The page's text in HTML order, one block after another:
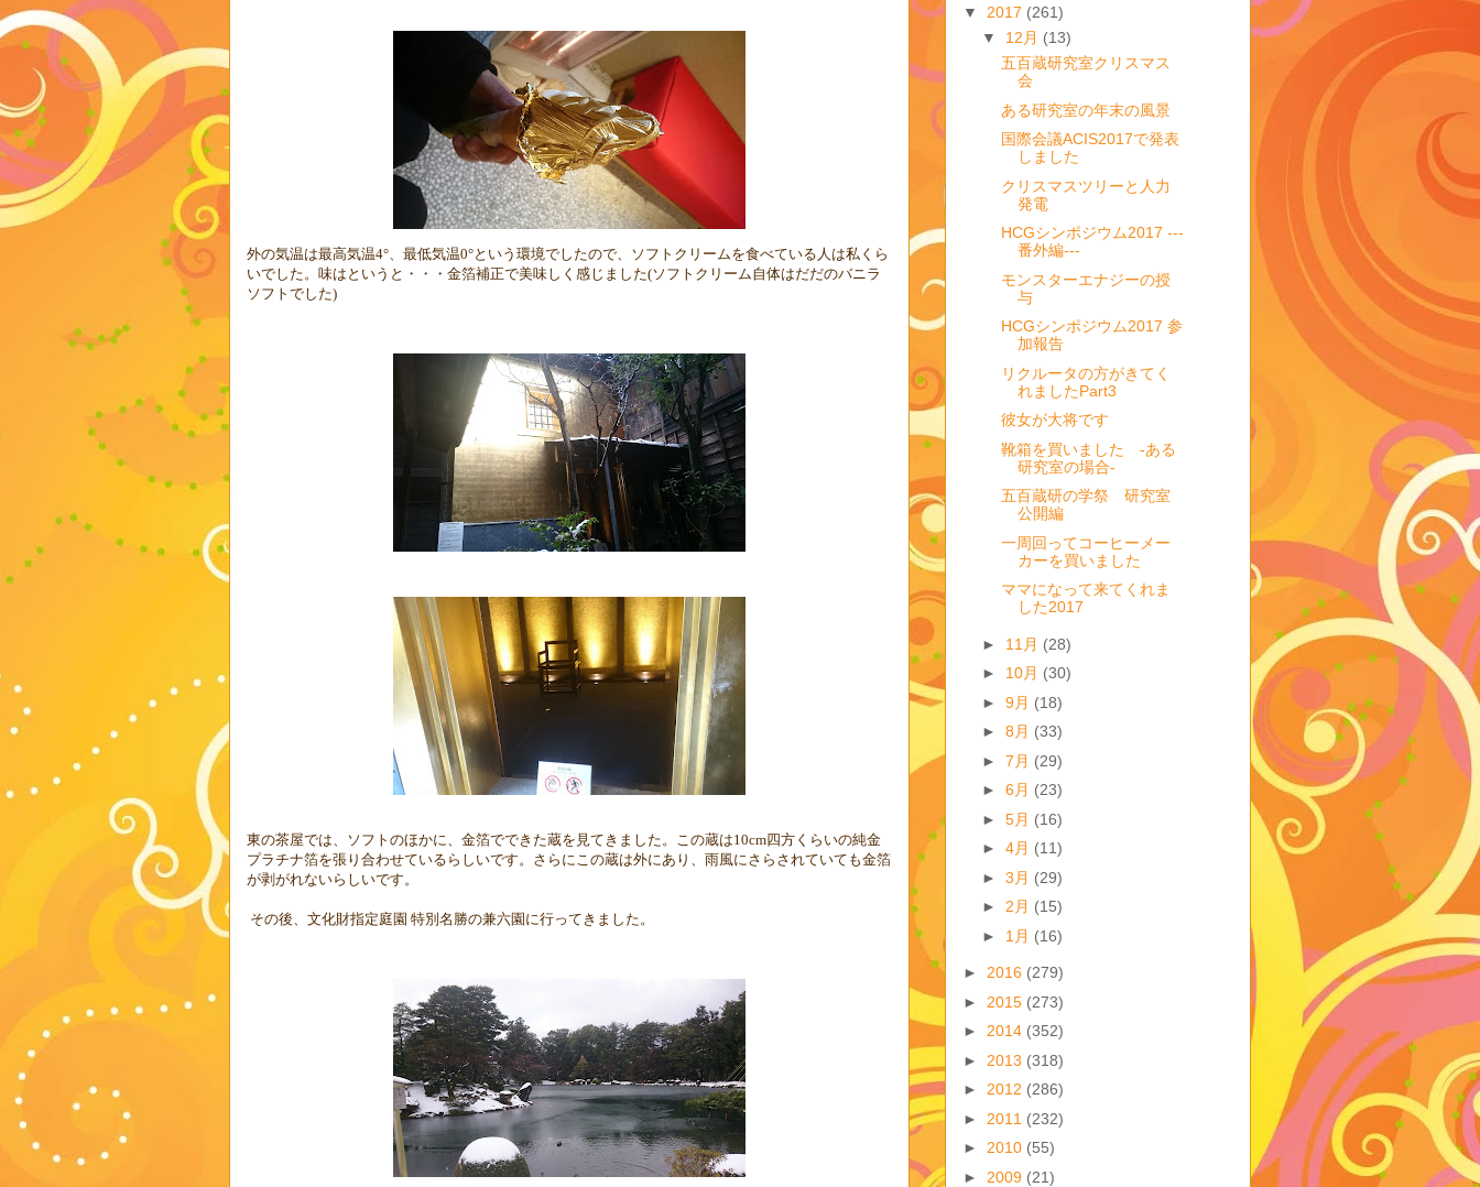
外の気温は最高気温4°、最低気温0°という環境でしたので、ソフトクリームを食べている人は私くら
いでした。味はというと・・・金箔補正で美味しく感じました(ソフトクリーム自体はだだのバニラ
ソフトでした)
東の茶屋では、ソフトのほかに、金箔でできた蔵を見てきました。この蔵は10cm四方くらいの純金
プラチナ箔を張り合わせているらしいです。さらにこの蔵は外にあり、雨風にさらされていても金箔
が剥がれないらしいです。
その後、文化財指定庭園 特別名勝の兼六園に行ってきました。
▼ 2017 (261)
▼ 12月 (13)
五百蔵研究室クリスマス
会
ある研究室の年末の風景
国際会議ACIS2017で発表
しました
クリスマスツリーと人力
発電
HCGシンポジウム2017 ---
番外編---
モンスターエナジーの授
与
HCGシンポジウム2017 参
加報告
リクルータの方がきてく
れましたPart3
彼女が大将です
靴箱を買いました -ある
研究室の場合-
五百蔵研の学祭 研究室
公開編
一周回ってコーヒーメー
カーを買いました
ママになって来てくれま
した2017
► 11月 (28)
► 10月 (30)
► 9月 (18)
► 8月 (33)
► 7月 (29)
► 6月 (23)
► 5月 (16)
► 4月 (11)
► 3月 (29)
► 2月 (15)
► 1月 (16)
► 2016 (279)
► 2015 (273)
► 2014 (352)
► 2013 (318)
► 2012 (286)
► 2011 (232)
► 2010 (55)
► 2009 (21)